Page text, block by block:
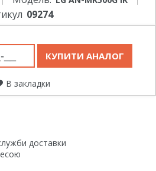
09274
В закладки
доставки